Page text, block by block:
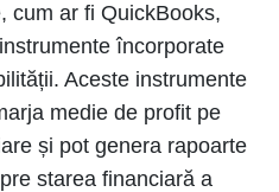
cum ar fi QuickBooks,
încorporate
Aceste instrumente
medie de profit pe
și pot genera rapoarte
starea financiară a